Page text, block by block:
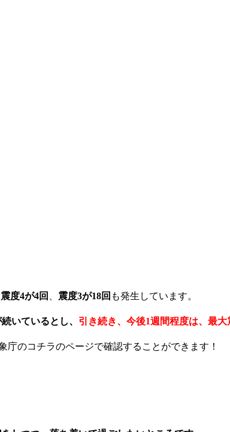
震度4が4回 震度3が18回 も発生しています。
いているとし、 引き続き、今後1週間程度は、最
のコチラのページで確認することができます！